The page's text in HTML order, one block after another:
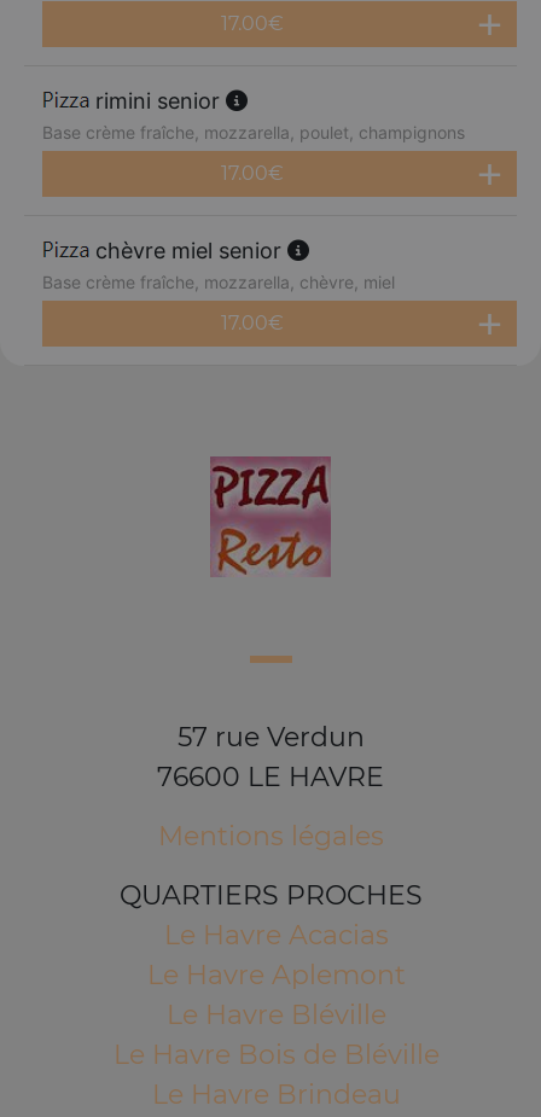
17.00€
rimini senior
Base crème fraîche, mozzarella, poulet, champignons
17.00€
chèvre miel senior
Base crème fraîche, mozzarella, chèvre, miel
17.00€
57 rue Verdun
76600 LE HAVRE
Mentions légales
QUARTIERS PROCHES
Le Havre Acacias
Le Havre Aplemont
Le Havre Bléville
Le Havre Bois de Bléville
Le Havre Brindeau